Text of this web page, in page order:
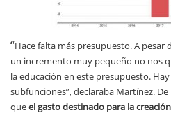
“Hace falta más presupuesto. A pesar
un incremento muy pequeño no nos
la educación en este presupuesto.
subfunciones”, declaraba Martínez.
queel gasto destinado para la